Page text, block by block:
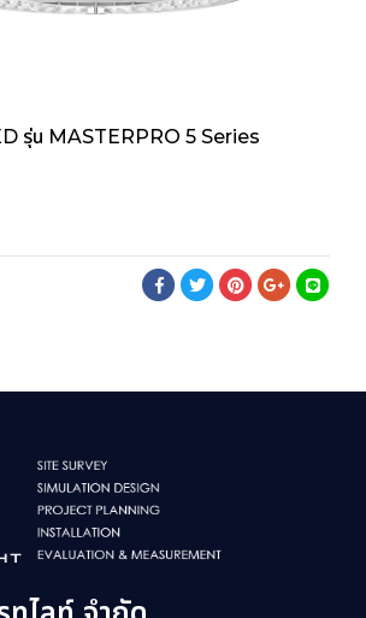
รุ่น MASTERPRO 5 Series